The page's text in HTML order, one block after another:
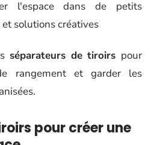
séparateurs de tiroirs pour
rangement et garder les
pour créer une